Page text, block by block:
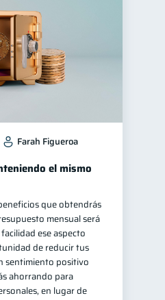
31
30
30
25
20
13
12
10
8
Ahorro
Farah Figueroa
el mismo
que obtendrás
mensual será
ese aspecto
de reducir tus
sentimiento positivo
ahorrando para
en lugar de